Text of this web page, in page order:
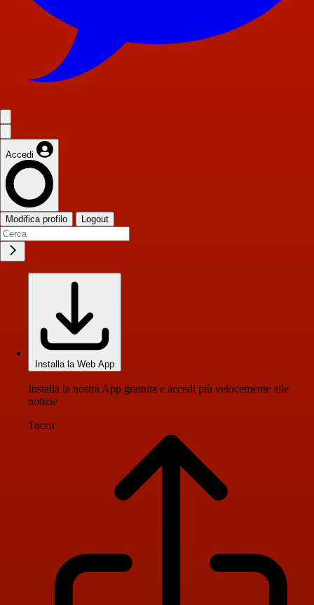
Accedi
Modifica profilo Logout
Installa la Web App
Installa la nostra App gratuita e accedi più velocemente alle
notizie
Tocca